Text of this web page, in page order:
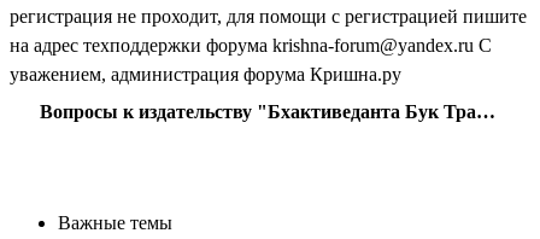
регистрация не проходит, для помощи с регистрацией пишите
на адрес техподдержки форума krishna-forum@yandex.ru С
уважением, администрация форума Кришна.ру
Вопросы к издательству "Бхактиведанта Бук Траст"
Важные темы